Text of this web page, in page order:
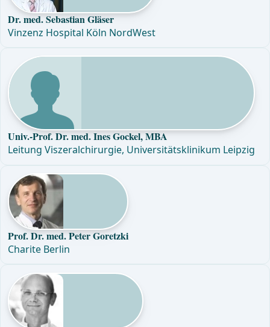
Dr. med. Sebastian Gläser
Vinzenz Hospital Köln NordWest
Univ.-Prof. Dr. med. Ines Gockel, MBA
Leitung Viszeralchirurgie, Universitätsklinikum Leipzig
Prof. Dr. med. Peter Goretzki
Charite Berlin